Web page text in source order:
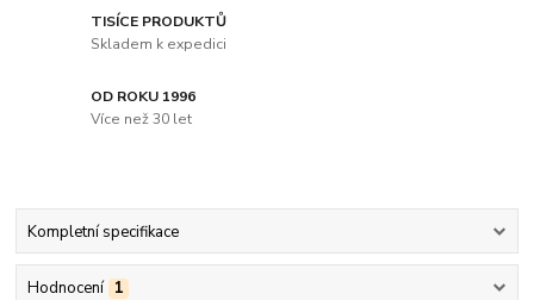
TISÍCE PRODUKTŮ
Skladem k expedici
OD ROKU 1996
Více než 30 let
Kompletní specifikace
Hodnocení 1